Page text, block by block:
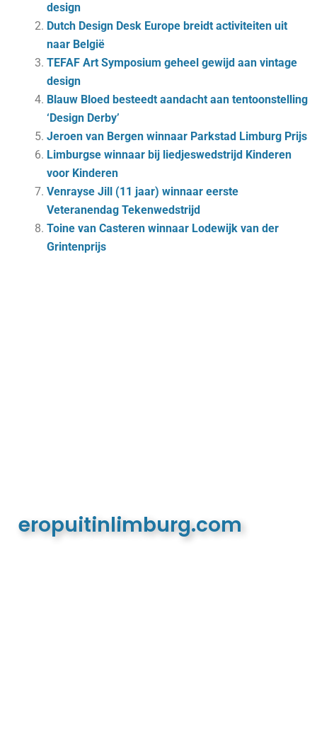
design
Dutch Design Desk Europe breidt activiteiten uit
naar België
TEFAF Art Symposium geheel gewijd aan vintage
design
Blauw Bloed besteedt aandacht aan tentoonstelling
‘Design Derby’
Jeroen van Bergen winnaar Parkstad Limburg Prijs
Limburgse winnaar bij liedjeswedstrijd Kinderen
voor Kinderen
Venrayse Jill (11 jaar) winnaar eerste
Veteranendag Tekenwedstrijd
Toine van Casteren winnaar Lodewijk van der
Grintenprijs
eropuitinlimburg.com